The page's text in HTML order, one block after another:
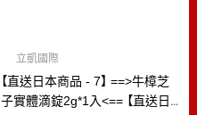
【直送日本商品 - 7】 ==>牛樟芝
子實體滴錠2g*1入<== 【直送日
立凱國際